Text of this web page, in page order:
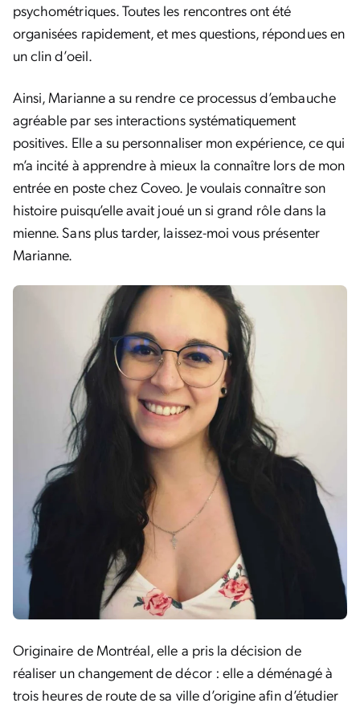
psychométriques. Toutes les rencontres ont été
organisées rapidement, et mes questions, répondues en
un clin d’oeil.
Ainsi, Marianne a su rendre ce processus d’embauche
agréable par ses interactions systématiquement
positives. Elle a su personnaliser mon expérience, ce qui
m’a incité à apprendre à mieux la connaître lors de mon
entrée en poste chez Coveo. Je voulais connaître son
histoire puisqu’elle avait joué un si grand rôle dans la
mienne. Sans plus tarder, laissez-moi vous présenter
Marianne.
Originaire de Montréal, elle a pris la décision de
réaliser un changement de décor : elle a déménagé à
trois heures de route de sa ville d’origine afin d’étudier